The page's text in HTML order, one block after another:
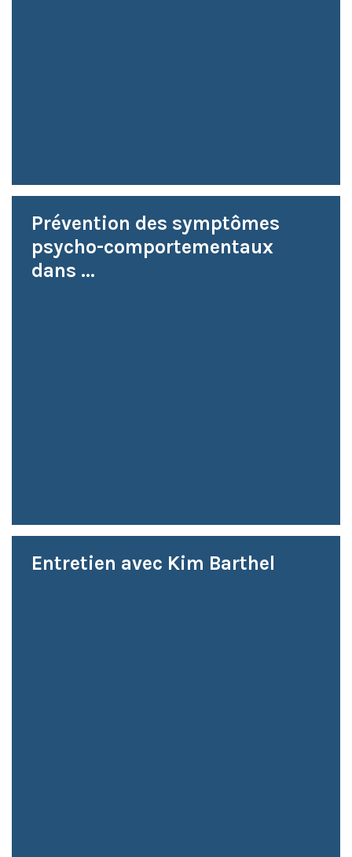
Prévention des symptômes
psycho-comportementaux
dans ...
Entretien avec Kim Barthel